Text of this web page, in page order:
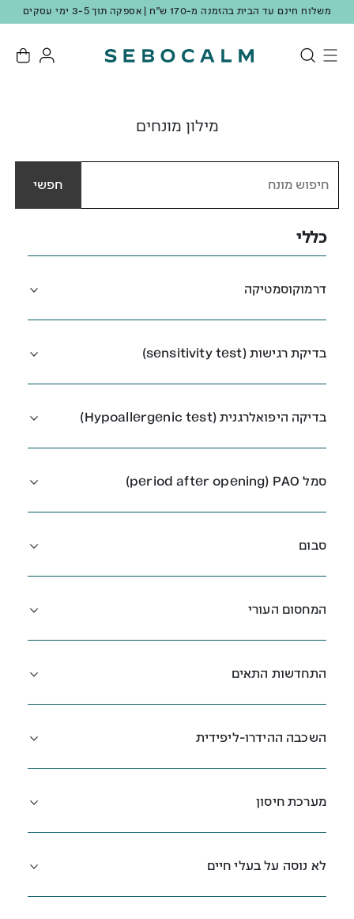
מצטרפים למועדון ונהנים מ-10 נק' מתנה + 10% הנחה ברכישה ראשונה!
מילון מונחים
חפשי
כללי
דרמוקוסמטיקה
בדיקת רגישות (sensitivity test)
בדיקה היפואלרגנית (Hypoallergenic test)
סמל period after opening) PAO)
סבום
המחסום העורי
התחדשות התאים
השכבה ההידרו-ליפידית
מערכת חיסון
לא נוסה על בעלי חיים